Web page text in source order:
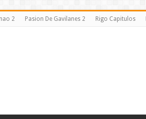
2 Pasion De Gavilanes 2 Rigo Capitulos